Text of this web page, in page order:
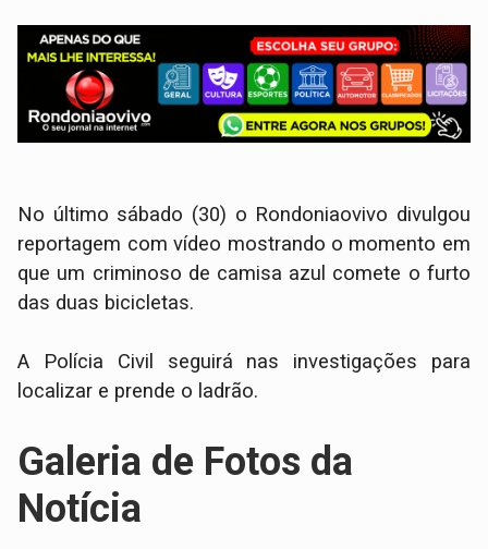
No último sábado (30) o Rondoniaovivo divulgou
reportagem com vídeo mostrando o momento em
que um criminoso de camisa azul comete o furto
das duas bicicletas.
A Polícia Civil seguirá nas investigações para
localizar e prende o ladrão.
Galeria de Fotos da
Notícia